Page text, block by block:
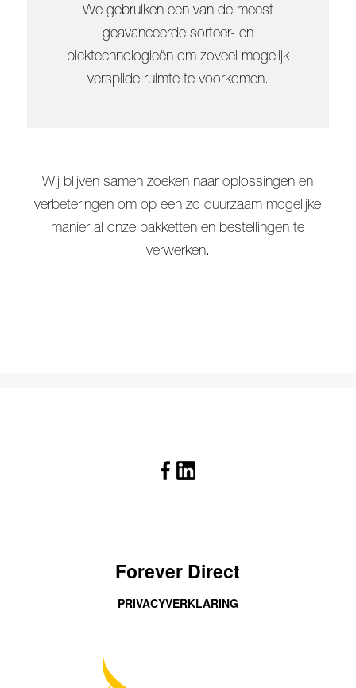
We gebruiken een van de meest
geavanceerde sorteer- en
picktechnologieën om zoveel mogelijk
verspilde ruimte te voorkomen.
Wij blijven samen zoeken naar oplossingen en
verbeteringen om op een zo duurzaam mogelijke
manier al onze pakketten en bestellingen te
verwerken.
Forever Direct
PRIVACYVERKLARING